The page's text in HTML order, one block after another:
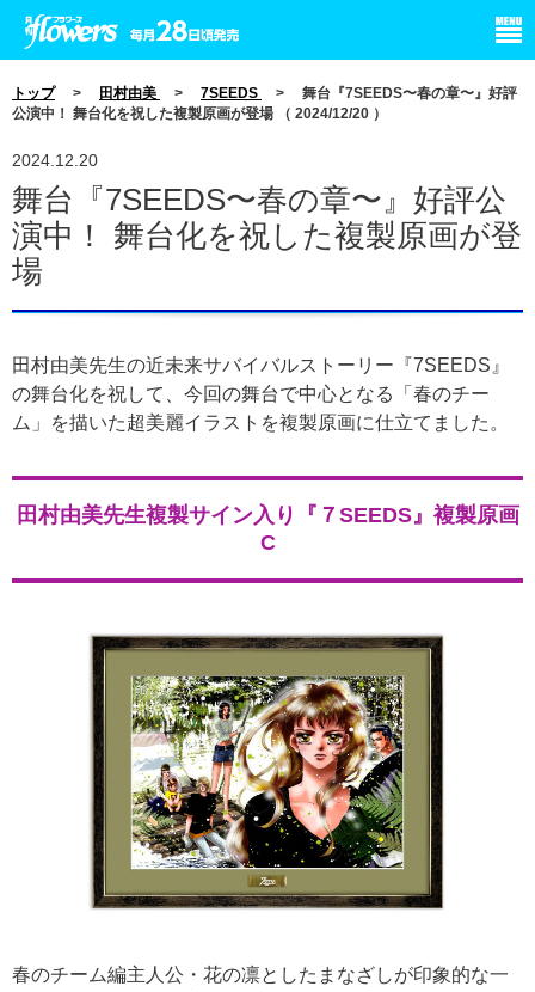
トップ> 田村由美 > 7SEEDS
> 舞台『7SEEDS〜春の章〜』好評
公演中！ 舞台化を祝した複製原画が登場 （ 2024/12/20 ）
2024.12.20
舞台『7SEEDS〜春の章〜』好評公
演中！ 舞台化を祝した複製原画が登
場
田村由美先生の近未来サバイバルストーリー『7SEEDS』
の舞台化を祝して、今回の舞台で中心となる「春のチー
ム」を描いた超美麗イラストを複製原画に仕立てました。
田村由美先生複製サイン入り『７SEEDS』複製原画
C
春のチーム編主人公・花の凛としたまなざしが印象的な一